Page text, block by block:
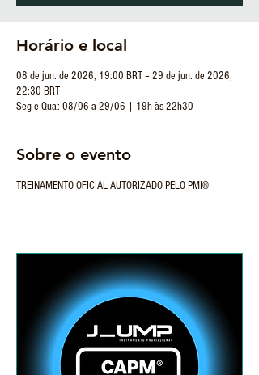
Horário e local
08 de jun. de 2026, 19:00 BRT – 29 de jun. de 2026,
22:30 BRT
Seg e Qua: 08/06 a 29/06 | 19h às 22h30
Sobre o evento
TREINAMENTO OFICIAL AUTORIZADO PELO PMI®